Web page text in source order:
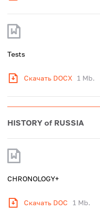
Tests
Скачать DOCX 1 Mb.
HISTORY of RUSSIA
CHRONOLOGY+
Скачать DOC 1 Mb.